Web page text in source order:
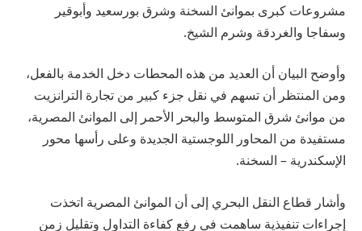
مشروعات كبرى بموانئ السخنة وشرق بورسعيد وأبوقير
وسفاجا والغردقة وشرم الشيخ.
وأوضح البيان أن العديد من هذه المحطات دخل الخدمة بالفعل،
ومن المنتظر أن تسهم في نقل جزء كبير من تجارة الترانزيت
من موانئ شرق المتوسط والبحر الأحمر إلى الموانئ المصرية،
مستفيدة من المحاور اللوجستية الجديدة وعلى رأسها محور
الإسكندرية – السخنة.
وأشار قطاع النقل البحري إلى أن الموانئ المصرية اتخذت
إجراءات تنفيذية ساهمت في رفع كفاءة التداول وتقليل زمن